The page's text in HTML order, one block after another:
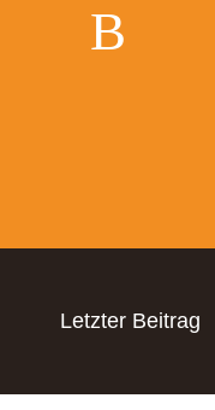
Letzter Beitrag